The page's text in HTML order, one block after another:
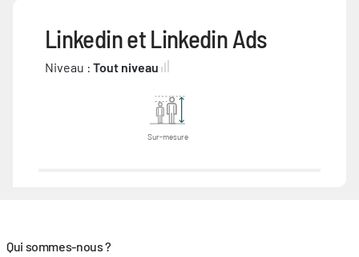
Linkedin et Linkedin Ads
Niveau : Tout niveau
Sur-mesure
Qui sommes-nous ?